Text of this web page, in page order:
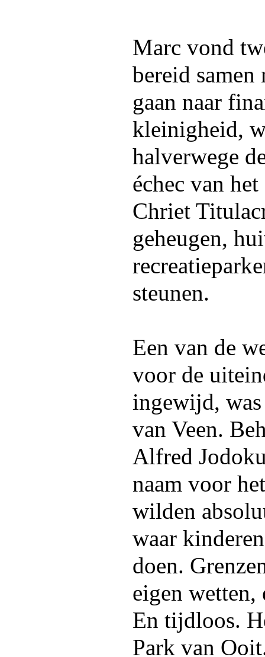
Marc vond
bereid samen
gaan naar
kleinigheid,
halverwege
échec van
Chriet
geheugen,
steunen.
Een van de
voor de
ingewijd,
van Veen.
Alfred
naam voor
wilden
waar
doen.
eigen
En tijdloos.
Park van